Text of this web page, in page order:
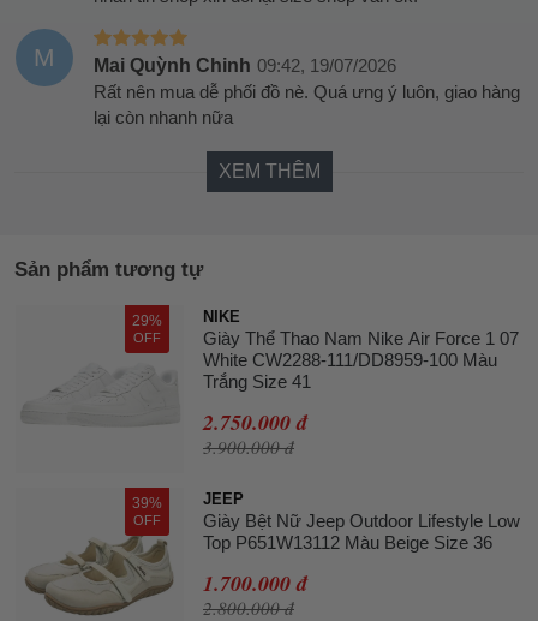
M Mai Quỳnh Chinh 09:42, 19/07/2026
Rất nên mua dễ phối đồ nè. Quá ưng ý luôn, giao hàng
lại còn nhanh nữa
XEM THÊM
Sản phẩm tương tự
29%
OFF
NIKE
Giày Thể Thao Nam Nike Air Force 1 07
White CW2288-111/DD8959-100 Màu
Trắng Size 41
2.750.000 đ
3.900.000 đ
39%
OFF
JEEP
Giày Bệt Nữ Jeep Outdoor Lifestyle Low
Top P651W13112 Màu Beige Size 36
1.700.000 đ
2.800.000 đ